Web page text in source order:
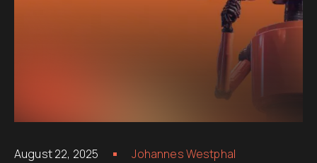
August 22, 2025 Johannes Westphal